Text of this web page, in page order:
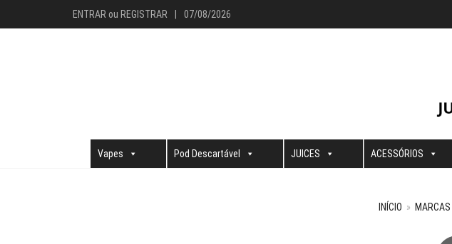
ENTRAR ou REGISTRAR 07/08/2026
Vapes Pod Descartável JUICES ACESSÓRIOS
INÍCIO » MARCAS